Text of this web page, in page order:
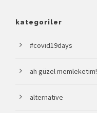
kategoriler
#covid19days
ah güzel memleketim!
alternative